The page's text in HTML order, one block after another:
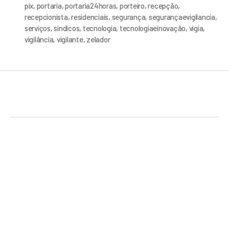
pix, portaria,portaria24horas, porteiro,recepção,
recepcionista,residenciais, segurança, segurançaevigilancia,
serviços,sindicos, tecnologia, tecnologiaeinovação, vigia,
vigilância, vigilante, zelador